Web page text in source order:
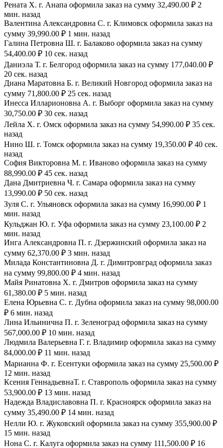
Рената Х. г. Анапа оформила заказ на сумму 32,490.00 ₽ 2
мин. назад
Валентина Александровна С. г. Климовск оформила заказ на
сумму 39,990.00 ₽ 1 мин. назад
Галина Петровна Ш. г. Балаково оформила заказ на сумму
54,400.00 ₽ 10 сек. назад
Даниэла Т. г. Белгород оформила заказ на сумму 177,040.00 ₽
20 сек. назад
Диана Маратовна Б. г. Великий Новгород оформила заказ на
сумму 71,800.00 ₽ 25 сек. назад
Инесса Илларионовна А. г. Выборг оформила заказ на сумму
30,750.00 ₽ 30 сек. назад
Лейла Х. г. Омск оформила заказ на сумму 54,990.00 ₽ 35 сек.
назад
Нино Ш. г. Томск оформила заказ на сумму 19,350.00 ₽ 40 сек.
назад
София Викторовна М. г. Иваново оформила заказ на сумму
88,990.00 ₽ 45 сек. назад
Дана Дмитриевна Ч. г. Самара оформила заказ на сумму
13,990.00 ₽ 50 сек. назад
Зуля С. г. Ульяновск оформила заказ на сумму 16,990.00 ₽ 1
мин. назад
Кульджан Ю. г. Уфа оформила заказ на сумму 23,100.00 ₽ 2
мин. назад
Инга Александровна П. г. Дзержинский оформила заказ на
сумму 62,370.00 ₽ 3 мин. назад
Милада Константиновна Д. г. Димитровград оформила заказ
на сумму 99,800.00 ₽ 4 мин. назад
Майя Ринатовна Х. г. Дмитров оформила заказ на сумму
61,380.00 ₽ 5 мин. назад
Елена Юрьевна С. г. Дубна оформила заказ на сумму 98,000.00
₽ 6 мин. назад
Лина Ильинична П. г. Зеленоград оформила заказ на сумму
567,000.00 ₽ 10 мин. назад
Людмила Валерьевна Г. г. Владимир оформила заказ на сумму
84,000.00 ₽ 11 мин. назад
Марианна Ф. г. Есентуки оформила заказ на сумму 25,500.00 ₽
12 мин. назад
Ксения ГеннадьевнаТ. г. Ставрополь оформила заказ на сумму
53,900.00 ₽ 13 мин. назад
Надежда Владиславовна П. г. Красноярск оформила заказ на
сумму 35,490.00 ₽ 14 мин. назад
Нелли Ю. г. Жуковский оформила заказ на сумму 355,900.00 ₽
15 мин. назад
Нона С. г. Калуга оформила заказ на сумму 111,500.00 ₽ 16